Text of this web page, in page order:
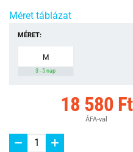
Méret táblázat
MÉRET:
M
3 - 5 nap
18 580 Ft
ÁFA-val